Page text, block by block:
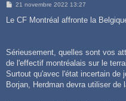
M
s
21 novembre 2022 13:27
Le CF Montréal affronte la
Sérieusement, quelles sont vos
de l'effectif montréalais sur le
Surtout qu'avec l'état incertain de
Borjan, Herdman devra utiliser de